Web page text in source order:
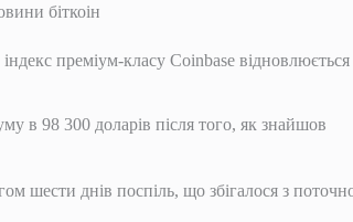
біткоін
преміум-класу Coinbase відновлюється
в 98 300 доларів після того, як знайшов
шести днів поспіль, що збігалося з